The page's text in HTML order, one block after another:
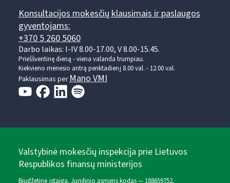
Konsultacijos mokesčių klausimais ir paslaugos
gyventojams:
+370 5 260 5060
Darbo laikas: I-IV 8.00-17.00, V 8.00-15.45.
Prieššventinę dieną - viena valanda trumpiau.
Kiekvieno mėnesio antrą penktadienį 8.00 val. - 12.00 val.
Paklausimas per Mano VMI
Valstybinė mokesčių inspekcija prie Lietuvos
Respublikos finansų ministerijos
Biudžetinė įstaiga. Juridinio asmens kodas — 188659752,